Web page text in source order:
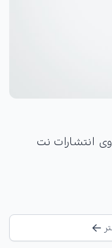
انتشارات نت